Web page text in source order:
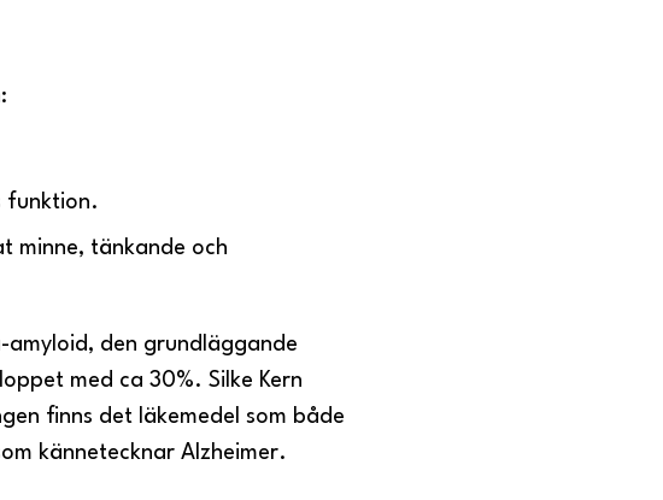
funktion.
minne, tänkande och
den grundläggande
med ca 30%. Silke Kern
finns det läkemedel som både
kännetecknar Alzheimer.